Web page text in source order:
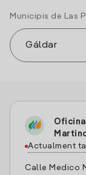
Municipis de Las
Actualment
Calle Medico